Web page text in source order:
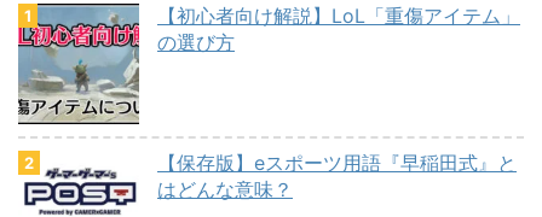
【初心者向け解説】LoL「重傷アイテム」
の選び方
【保存版】eスポーツ用語『早稲田式』と
はどんな意味？